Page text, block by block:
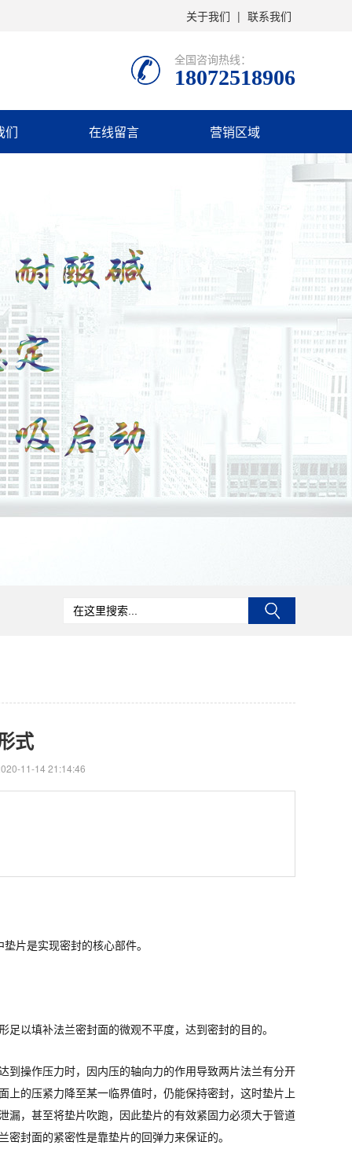
关于我们 | 联系我们
全国咨询热线：
18072518906
们 在线留言 营销区域
式
11-14 21:14:46
片是实现密封的核心部件。
以填补法兰密封面的微观不平度，达到密封的目的。
到操作压力时，因内压的轴向力的作用导致两片法兰有分开
上的压紧力降至某一临界值时，仍能保持密封，这时垫片上
漏，甚至将垫片吹跑，因此垫片的有效紧固力必须大于管道
封面的紧密性是靠垫片的回弹力来保证的。